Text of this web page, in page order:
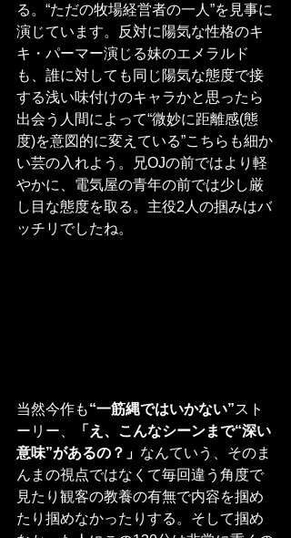
る。“ただの牧場経営者の一人”を見事に
演じています。反対に陽気な性格のキ
キ・パーマー演じる妹のエメラルド
も、誰に対しても同じ陽気な態度で接
する浅い味付けのキャラかと思ったら
出会う人間によって“微妙に距離感(態
度)を意図的に変えている”こちらも細か
い芸の入れよう。兄OJの前ではより軽
やかに、電気屋の青年の前では少し厳
し目な態度を取る。主役2人の掴みはバ
ッチリでしたね。
当然今作も“一筋縄ではいかない”スト
ーリー、
「え、こんなシーンまで“深い
意味”があるの？」 なんていう、そのま
んまの視点ではなくて毎回違う角度で
見たり観客の教養の有無で内容を掴め
たり掴めなかったりする。そして掴め